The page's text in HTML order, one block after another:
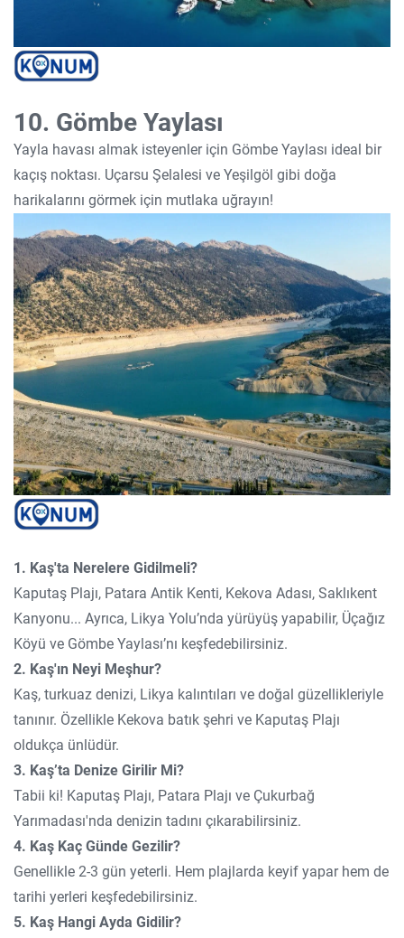
10. Gömbe Yaylası
Yayla havası almak isteyenler için Gömbe Yaylası ideal bir
kaçış noktası. Uçarsu Şelalesi ve Yeşilgöl gibi doğa
harikalarını görmek için mutlaka uğrayın!
1. Kaş'ta Nerelere Gidilmeli?
Kaputaş Plajı, Patara Antik Kenti, Kekova Adası, Saklıkent
Kanyonu... Ayrıca, Likya Yolu’nda yürüyüş yapabilir, Üçağız
Köyü ve Gömbe Yaylası’nı keşfedebilirsiniz.
2. Kaş'ın Neyi Meşhur?
Kaş, turkuaz denizi, Likya kalıntıları ve doğal güzellikleriyle
tanınır. Özellikle Kekova batık şehri ve Kaputaş Plajı
oldukça ünlüdür.
3. Kaş’ta Denize Girilir Mi?
Tabii ki! Kaputaş Plajı, Patara Plajı ve Çukurbağ
Yarımadası'nda denizin tadını çıkarabilirsiniz.
4. Kaş Kaç Günde Gezilir?
Genellikle 2-3 gün yeterli. Hem plajlarda keyif yapar hem de
tarihi yerleri keşfedebilirsiniz.
5. Kaş Hangi Ayda Gidilir?